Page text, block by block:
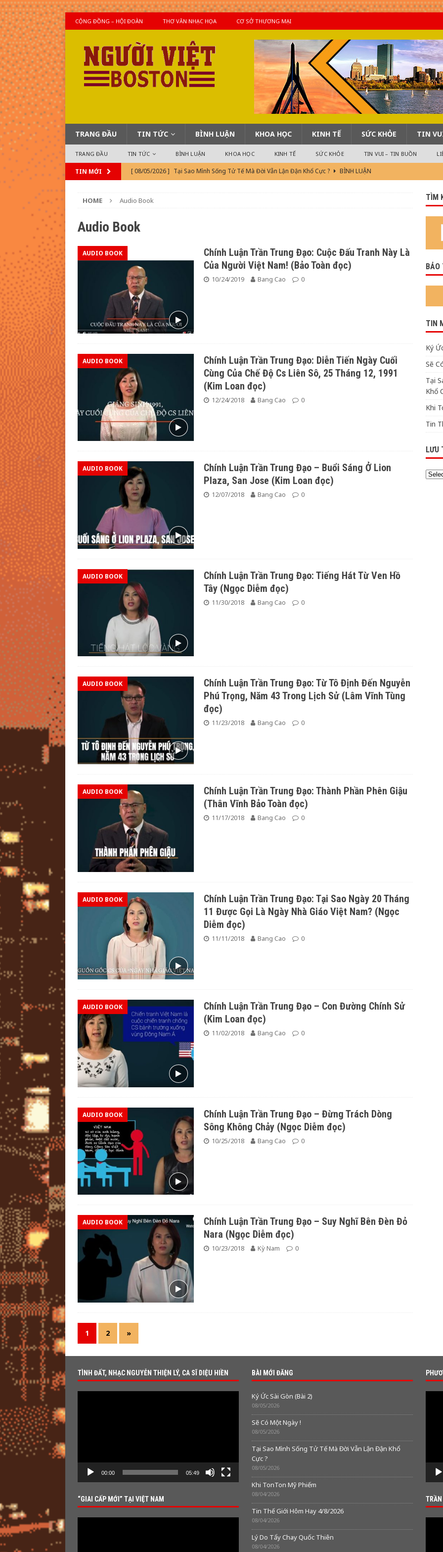
CỘNG ĐỒNG – HỘI ĐOÀN THƠ VĂN NHẠC HỌA CƠ SỞ THƯƠNG MẠI
TRANG ĐẦU TIN TỨC BÌNH LUẬN KHOA HỌC KINH TẾ SỨC KHỎE TIN
TRANG ĐẦU TIN TỨC BÌNH LUẬN KHOA HỌC KINH TẾ SỨC KHỎE TIN VUI – TIN BUỒN
TIN MỚI [ 08/05/2026 ] Tại Sao Mình Sống Tử Tế Mà Đời Vẫn Lận Đận Khổ Cực ?
BÌNH LUẬN
[ 08/04/2026 ]
[ 08/05/2026 ]
HOME Audio Book
Audio Book
AUDIO BOOK
Chính Luận Trần Trung Đạo: Cuộc Đấu Tranh Này Là
Của Người Việt Nam! (Bảo Toàn đọc)
10/24/2019 Bang Cao 0
AUDIO BOOK
Chính Luận Trần Trung Đạo: Diễn Tiến Ngày Cuối
Cùng Của Chế Độ Cs Liên Sô, 25 Tháng 12, 1991
(Kim Loan đọc)
12/24/2018 Bang Cao 0
AUDIO BOOK
Chính Luận Trần Trung Đạo – Buổi Sáng Ở Lion
Plaza, San Jose (Kim Loan đọc)
12/07/2018 Bang Cao 0
AUDIO BOOK
Chính Luận Trần Trung Đạo: Tiếng Hát Từ Ven Hồ
Tây (Ngọc Diễm đọc)
11/30/2018 Bang Cao 0
AUDIO BOOK
Chính Luận Trần Trung Đạo: Từ Tô Định Đến Nguyễn
Phú Trọng, Năm 43 Trong Lịch Sử (Lâm Vĩnh Tùng
đọc)
11/23/2018 Bang Cao 0
AUDIO BOOK
Chính Luận Trần Trung Đạo: Thành Phần Phên Giậu
(Thân Vĩnh Bảo Toàn đọc)
11/17/2018 Bang Cao 0
AUDIO BOOK
Chính Luận Trần Trung Đạo: Tại Sao Ngày 20 Tháng
11 Được Gọi Là Ngày Nhà Giáo Việt Nam? (Ngọc
Diễm đọc)
11/11/2018 Bang Cao 0
AUDIO BOOK
Chính Luận Trần Trung Đạo – Con Đường Chính Sử
(Kim Loan đọc)
11/02/2018 Bang Cao 0
AUDIO BOOK
Chính Luận Trần Trung Đạo – Đừng Trách Dòng
Sông Không Chảy (Ngọc Diễm đọc)
10/25/2018 Bang Cao 0
AUDIO BOOK
Chính Luận Trần Trung Đạo – Suy Nghĩ Bên Đèn Đỏ
Nara (Ngọc Diễm đọc)
10/23/2018 Kỳ Nam 0
1 2 »
TÌM
BẢO
TIN
Ký
Sẽ
Tại
Khổ
Khi
Tin
LƯU
TÌNH ĐẤT, NHẠC NGUYỄN THIỆN LÝ, CA SĨ DIỆU HIỀN
00:00 05:49
“GIAI CẤP MỚI” TẠI VIỆT NAM
BÀI MỚI ĐĂNG
Ký Ức Sài Gòn (Bài 2)
08/05/2026
Sẽ Có Một Ngày !
08/05/2026
Tại Sao Mình Sống Tử Tế Mà Đời Vẫn Lận Đận Khổ
Cực ?
08/05/2026
Khi TonTon Mỹ Phiếm
08/04/2026
Tin Thế Giới Hôm Hay 4/8/2026
08/04/2026
Lý Do Tẩy Chay Quốc Thiên
08/04/2026